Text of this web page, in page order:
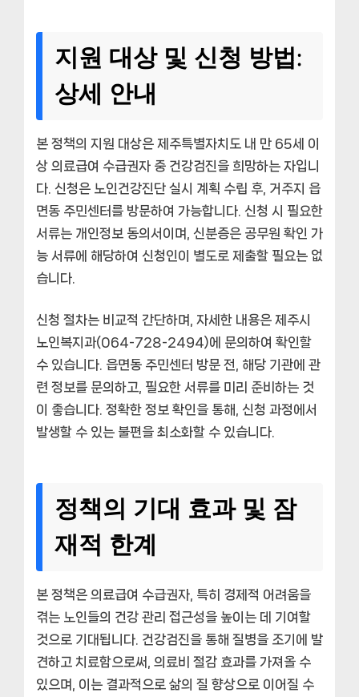
지원 대상 및 신청 방법:
상세 안내
본 정책의 지원 대상은 제주특별자치도 내 만 65세 이
상 의료급여 수급권자 중 건강검진을 희망하는 자입니
다. 신청은 노인건강진단 실시 계획 수립 후, 거주지 읍
면동 주민센터를 방문하여 가능합니다. 신청 시 필요한
서류는 개인정보 동의서이며, 신분증은 공무원 확인 가
능 서류에 해당하여 신청인이 별도로 제출할 필요는 없
습니다.
신청 절차는 비교적 간단하며, 자세한 내용은 제주시
노인복지과(064-728-2494)에 문의하여 확인할
수 있습니다. 읍면동 주민센터 방문 전, 해당 기관에 관
련 정보를 문의하고, 필요한 서류를 미리 준비하는 것
이 좋습니다. 정확한 정보 확인을 통해, 신청 과정에서
발생할 수 있는 불편을 최소화할 수 있습니다.
정책의 기대 효과 및 잠
재적 한계
본 정책은 의료급여 수급권자, 특히 경제적 어려움을
겪는 노인들의 건강 관리 접근성을 높이는 데 기여할
것으로 기대됩니다. 건강검진을 통해 질병을 조기에 발
견하고 치료함으로써, 의료비 절감 효과를 가져올 수
있으며, 이는 결과적으로 삶의 질 향상으로 이어질 수